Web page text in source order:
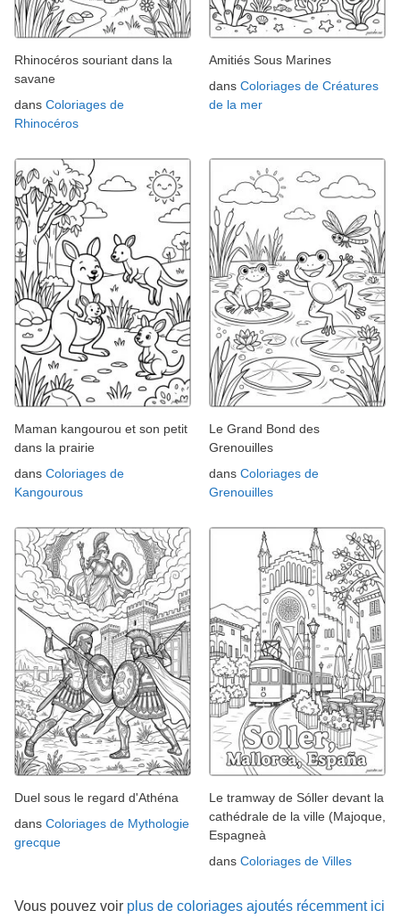
Rhinocéros souriant dans la
savane
dans Coloriages de
Rhinocéros
Amitiés Sous Marines
dans Coloriages de Créatures
de la mer
Maman kangourou et son petit
dans la prairie
dans Coloriages de
Kangourous
Le Grand Bond des
Grenouilles
dans Coloriages de
Grenouilles
Duel sous le regard d'Athéna
dans Coloriages de Mythologie
grecque
Le tramway de Sóller devant la
cathédrale de la ville (Majoque,
Espagneà
dans Coloriages de Villes
Vous pouvez voir plus de coloriages ajoutés récemment ici